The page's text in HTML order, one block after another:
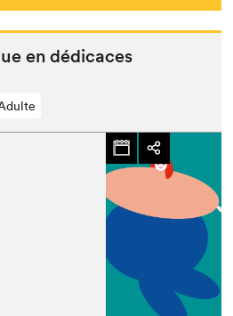
en dédicaces